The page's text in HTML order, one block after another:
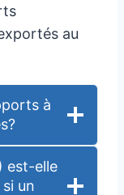
au
à
est-elle
un